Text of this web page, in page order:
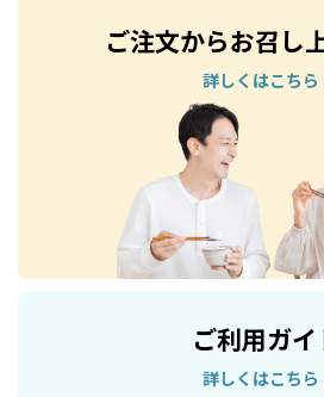
ご注文からお召し
詳しくはこちら
ご利用ガイ
詳しくはこちら